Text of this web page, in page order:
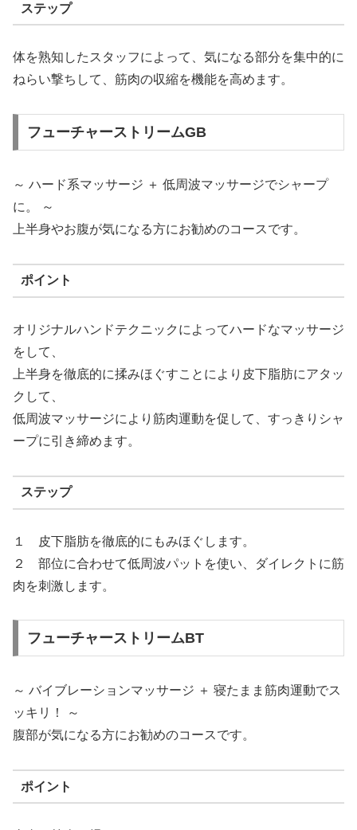
ステップ
体を熟知したスタッフによって、気になる部分を集中的に
ねらい撃ちして、筋肉の収縮を機能を高めます。
フューチャーストリームGB
～ ハード系マッサージ ＋ 低周波マッサージでシャープ
に。 ～
上半身やお腹が気になる方にお勧めのコースです。
ポイント
オリジナルハンドテクニックによってハードなマッサージ
をして、
上半身を徹底的に揉みほぐすことにより皮下脂肪にアタッ
クして、
低周波マッサージにより筋肉運動を促して、すっきりシャ
ープに引き締めます。
ステップ
１ 皮下脂肪を徹底的にもみほぐします。
２ 部位に合わせて低周波パットを使い、ダイレクトに筋
肉を刺激します。
フューチャーストリームBT
～ バイブレーションマッサージ ＋ 寝たまま筋肉運動でス
ッキリ！ ～
腹部が気になる方にお勧めのコースです。
ポイント